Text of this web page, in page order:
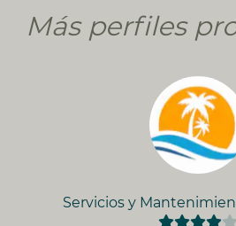
Más perfiles
Servicios y